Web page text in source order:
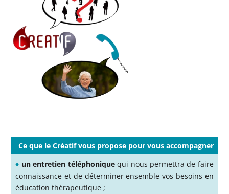
Ce que le Créatif vous propose pour vous accompagner
♦ un entretien téléphoniquequi nous permettra de faire
connaissance et de déterminer ensemble vos besoins en
éducation thérapeutique ;